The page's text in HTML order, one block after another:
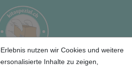
nutzen wir Cookies und weitere
Inhalte zu zeigen,